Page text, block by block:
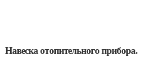
Навеска отопительного прибора.